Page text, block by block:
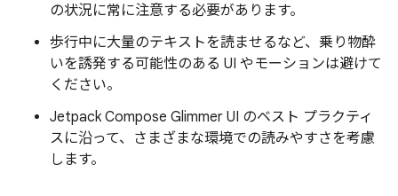
の状況に常に注意する必要があります。
歩行中に大量のテキストを読ませるなど、乗り物酔
いを誘発する可能性のある UI やモーションは避けて
ください。
Jetpack Compose Glimmer UI のベスト プラクティ
スに沿って、さまざまな環境での読みやすさを考慮
します。